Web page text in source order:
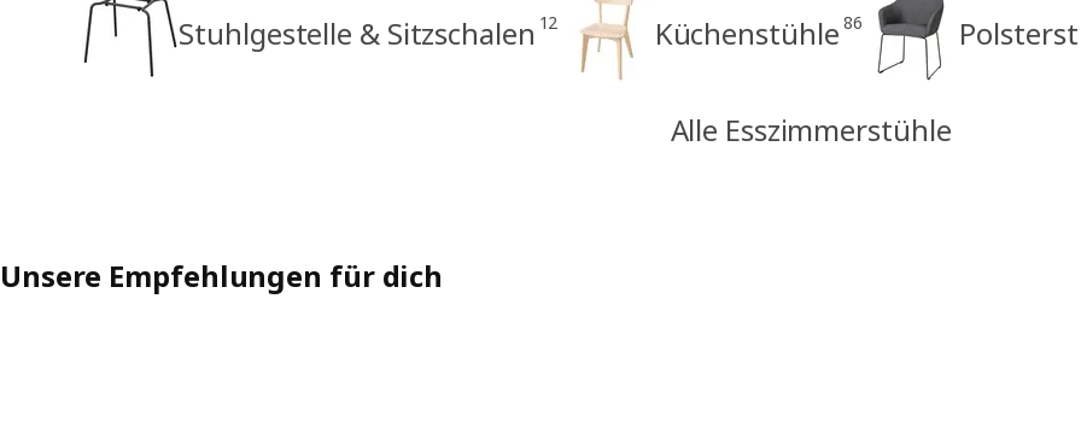
Stuhlgestelle & Sitzschalen 12 Küchenstühle 86
Alle Esszimmerstühle
Unsere Empfehlungen für dich